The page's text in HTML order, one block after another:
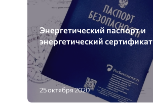
Энергетический паспорт и
энергетический сертификат
25 октября 2020